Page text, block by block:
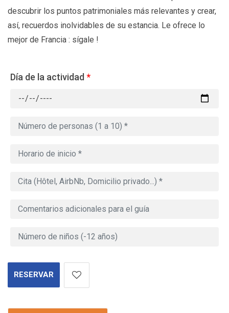
descubrir los puntos patrimoniales más relevantes y crear,
así, recuerdos inolvidables de su estancia. Le ofrece lo
mejor de Francia : sígale !
Día de la actividad*
RESERVAR